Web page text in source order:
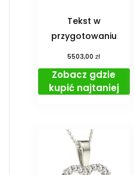
Tekst w
przygotowaniu
5503,00zł
Zobacz gdzie
kupić najtaniej